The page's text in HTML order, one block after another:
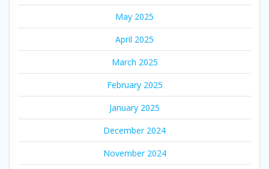
May 2025
April 2025
March 2025
February 2025
January 2025
December 2024
November 2024